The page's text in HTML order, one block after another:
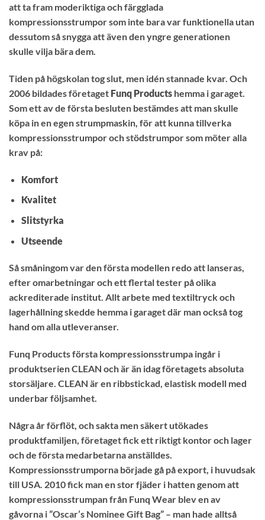
att ta fram moderiktiga och färgglada
kompressionsstrumpor som inte bara var funktionella utan
dessutom så snygga att även den yngre generationen
skulle vilja bära dem.
Tiden på högskolan tog slut, men idén stannade kvar. Och
2006 bildades företaget Funq Products hemma i garaget.
Som ett av de första besluten bestämdes att man skulle
köpa in en egen strumpmaskin, för att kunna tillverka
kompressionsstrumpor och stödstrumpor som möter alla
krav på:
Komfort
Kvalitet
Slitstyrka
Utseende
Så småningom var den första modellen redo att lanseras,
efter omarbetningar och ett flertal tester på olika
ackrediterade institut. Allt arbete med textiltryck och
lagerhållning skedde hemma i garaget där man också tog
hand om alla utleveranser.
Funq Products första kompressionsstrumpa ingår i
produktserien CLEAN och är än idag företagets absoluta
storsäljare. CLEAN är en ribbstickad, elastisk modell med
underbar följsamhet.
Några år förflöt, och sakta men säkert utökades
produktfamiljen, företaget fick ett riktigt kontor och lager
och de första medarbetarna anställdes.
Kompressionsstrumporna började gå på export, i huvudsak
till USA. 2010 fick man en stor fjäder i hatten genom att
kompressionsstrumpan från Funq Wear blev en av
gåvorna i ”Oscar’s Nominee Gift Bag” – man hade alltså